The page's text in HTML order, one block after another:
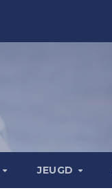
JEUGD